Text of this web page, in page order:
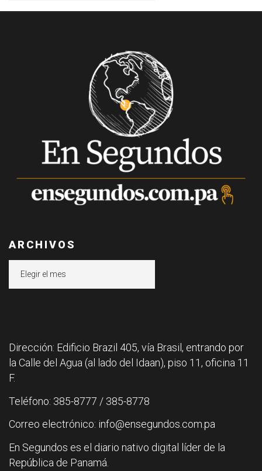
ARCHIVOS
Dirección: Edificio Brazil 405, vía Brasil, entrando por
la Calle del Agua (al lado del Idaan), piso 11, oficina 11
F.
Teléfono: 385-8777 / 385-8778
Correo electrónico: info@ensegundos.com.pa
En Segundos es el diario nativo digital líder de la
República de Panamá.